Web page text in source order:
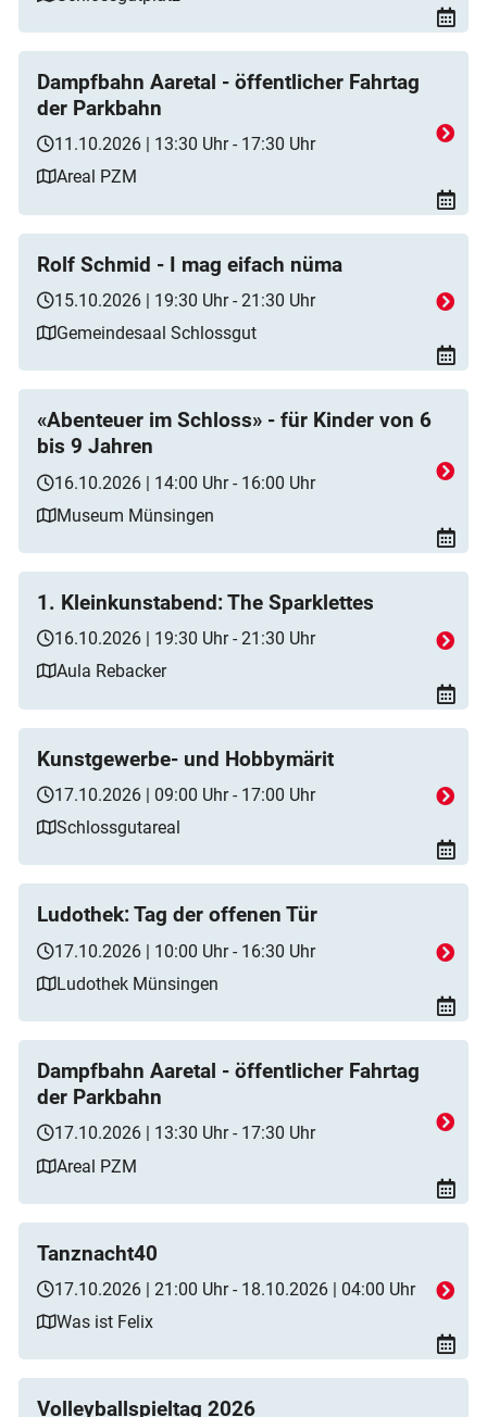
Dampfbahn Aaretal - öffentlicher Fahrtag
der Parkbahn
11.10.2026 | 13:30 Uhr - 17:30 Uhr
Areal PZM
Rolf Schmid - I mag eifach nüma
15.10.2026 | 19:30 Uhr - 21:30 Uhr
Gemeindesaal Schlossgut
«Abenteuer im Schloss» - für Kinder von 6
bis 9 Jahren
16.10.2026 | 14:00 Uhr - 16:00 Uhr
Museum Münsingen
1. Kleinkunstabend: The Sparklettes
16.10.2026 | 19:30 Uhr - 21:30 Uhr
Aula Rebacker
Kunstgewerbe- und Hobbymärit
17.10.2026 | 09:00 Uhr - 17:00 Uhr
Schlossgutareal
Ludothek: Tag der offenen Tür
17.10.2026 | 10:00 Uhr - 16:30 Uhr
Ludothek Münsingen
Dampfbahn Aaretal - öffentlicher Fahrtag
der Parkbahn
17.10.2026 | 13:30 Uhr - 17:30 Uhr
Areal PZM
Tanznacht40
17.10.2026 | 21:00 Uhr - 18.10.2026 | 04:00 Uhr
Was ist Felix
Volleyballspieltag 2026